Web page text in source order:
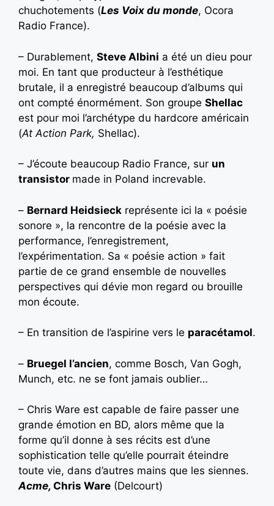
chuchotements (Les Voix du monde, Ocora
Radio France).
– Durablement, Steve Albini a été un dieu pour
moi. En tant que producteur à l’esthétique
brutale, il a enregistré beaucoup d’albums qui
ont compté énormément. Son groupe Shellac
est pour moi l’archétype du hardcore américain
(At Action Park, Shellac).
– J’écoute beaucoup Radio France, sur un
transistor made in Poland increvable.
– Bernard Heidsieck représente ici la « poésie
sonore », la rencontre de la poésie avec la
performance, l’enregistrement,
l’expérimentation. Sa « poésie action » fait
partie de ce grand ensemble de nouvelles
perspectives qui dévie mon regard ou brouille
mon écoute.
– En transition de l’aspirine vers le paracétamol.
– Bruegel l’ancien, comme Bosch, Van Gogh,
Munch, etc. ne se font jamais oublier…
– Chris Ware est capable de faire passer une
grande émotion en BD, alors même que la
forme qu’il donne à ses récits est d’une
sophistication telle qu’elle pourrait éteindre
toute vie, dans d’autres mains que les siennes.
Acme, Chris Ware (Delcourt)